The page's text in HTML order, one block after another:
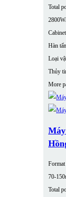
Total
Hàn
Loại
Thủy
More
Format
70-
Total